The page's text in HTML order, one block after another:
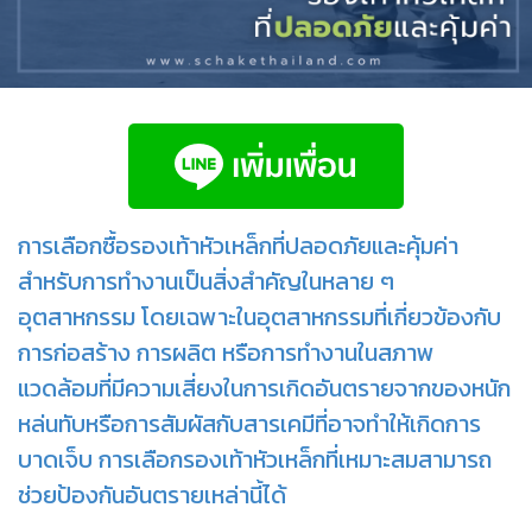
การเลือกซื้อรองเท้าหัวเหล็กที่ปลอดภัยและคุ้มค่า
สำหรับการทำงานเป็นสิ่งสำคัญในหลาย ๆ
อุตสาหกรรม โดยเฉพาะในอุตสาหกรรมที่เกี่ยวข้องกับ
การก่อสร้าง การผลิต หรือการทำงานในสภาพ
แวดล้อมที่มีความเสี่ยงในการเกิดอันตรายจากของหนัก
หล่นทับหรือการสัมผัสกับสารเคมีที่อาจทำให้เกิดการ
บาดเจ็บ การเลือกรองเท้าหัวเหล็กที่เหมาะสมสามารถ
ช่วยป้องกันอันตรายเหล่านี้ได้